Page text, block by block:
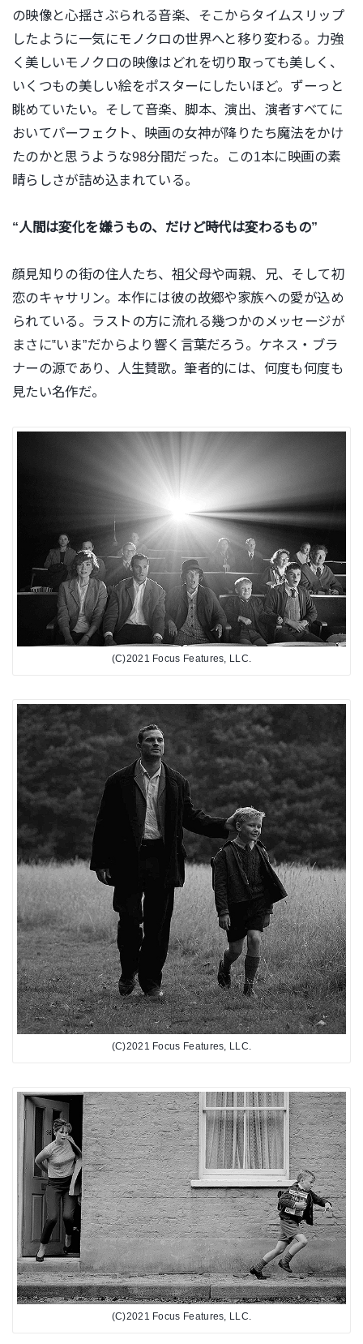
の映像と心揺さぶられる音楽、そこからタイムスリッ プ
したように一気にモノクロの世界へと移り変わる。力強
く美しいモノクロの映像はどれを切り取っても美しく、
いくつもの美しい絵をポスターにしたいほど。ずーっと
眺めていたい。そして音楽、脚本、演出、演者すべてに
おいてパーフェクト、映画の女神が降りたち魔法をかけ
たのかと思うような98分間だった。この1本に映画の素
晴らしさが詰め込まれてい る。
“人間は変化を嫌うもの、だけど時代は変わるもの”
顔見知りの街の住人たち、祖父母や両親、兄、そして初
恋のキャサ リン。本作には彼の故郷や家族への愛が込め
られている。ラストの方に流れる幾つかのメッセージが
まさに‟いま”だからより響く言葉だろう。ケネス・ブラ
ナーの源であり、人生賛歌。筆者的には、何度も何度も
見たい名作だ。
(C)2021 Focus Features, LLC.
(C)2021 Focus Features, LLC.
(C)2021 Focus Features, LLC.